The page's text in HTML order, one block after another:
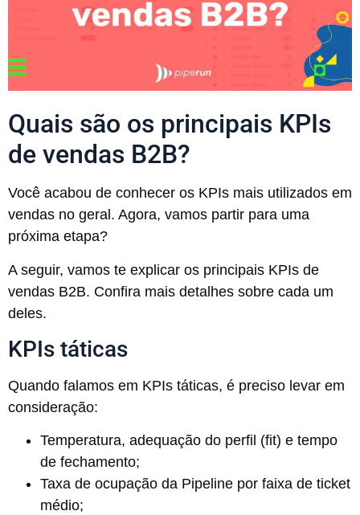
Quais são os principais KPIs
de vendas B2B?
Você acabou de conhecer os KPIs mais utilizados em
vendas no geral. Agora, vamos partir para uma
próxima etapa?
A seguir, vamos te explicar os principais KPIs de
vendas B2B. Confira mais detalhes sobre cada um
deles.
KPIs táticas
Quando falamos em KPIs táticas, é preciso levar em
consideração:
Temperatura, adequação do perfil (fit) e tempo
de fechamento;
Taxa de ocupação da Pipeline por faixa de ticket
médio;